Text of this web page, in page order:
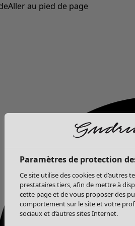
Aller au pied de page
Paramètres de protection
Ce site utilise des cookies et d’autres
prestataires tiers, afin de mettre à
cette page et de vous proposer des
comportement sur le site et votre
sociaux et d’autres sites Internet.